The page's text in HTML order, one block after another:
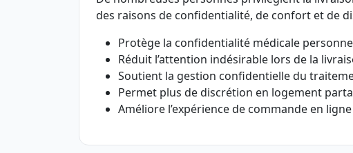
des raisons de confidentialité, de confort et de
Protège la confidentialité médicale
Réduit l’attention indésirable lors de la
Soutient la gestion confidentielle du
Permet plus de discrétion en logement
Améliore l’expérience de commande en ligne